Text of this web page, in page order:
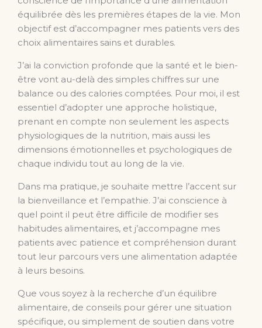
équilibrée dès les premières étapes de la vie. Mon
objectif est d’accompagner mes patients vers des
choix alimentaires sains et durables.
J’ai la conviction profonde que la santé et le bien-
être vont au-delà des simples chiffres sur une
balance ou des calories comptées. Pour moi, il est
essentiel d’adopter une approche holistique,
prenant en compte non seulement les aspects
physiologiques de la nutrition, mais aussi les
dimensions émotionnelles et psychologiques de
chaque individu tout au long de la vie.
Dans ma pratique, je souhaite mettre l’accent sur
la bienveillance et l’empathie. J’ai conscience à
quel point il peut être difficile de modifier ses
habitudes alimentaires, et j’accompagne mes
patients avec patience et compréhension durant
tout leur parcours vers une alimentation adaptée
à leurs besoins.
Que vous soyez à la recherche d’un équilibre
alimentaire, de conseils pour gérer une situation
spécifique, ou simplement de soutien dans votre